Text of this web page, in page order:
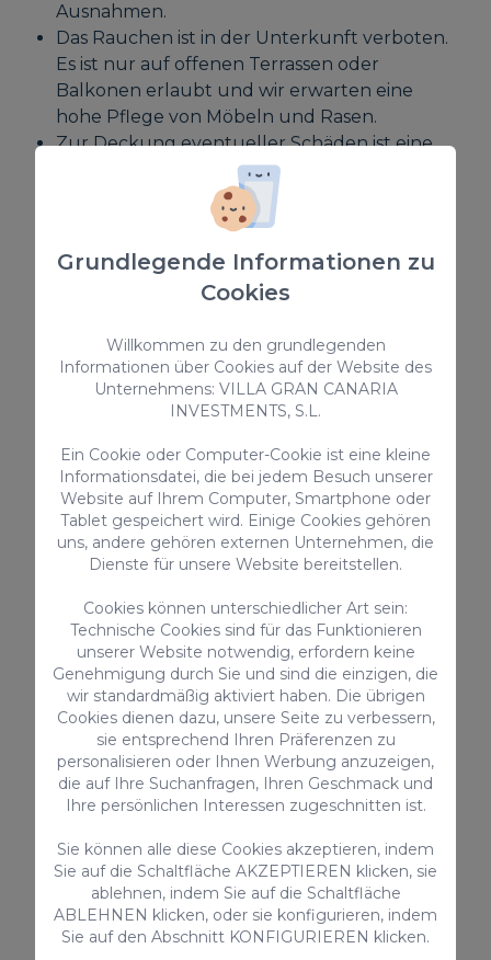
Ausnahmen.
Das Rauchen ist in der Unterkunft verboten.
Es ist nur auf offenen Terrassen oder
Balkonen erlaubt und wir erwarten eine
hohe Pflege von Möbeln und Rasen.
Zur Deckung eventueller Schäden ist eine
Kaution von 800 € erforderlich. Diese
Kaution wird nach der Abreise vollständig
zurückerstattet und unterliegt einer
Schadensinspektion. Aus diesem Grund
empfehlen wir Ihnen, beim Check-in zu
überprüfen, ob Vorschäden vorhanden sind,
Missverständnisse zu vermeiden.
In dieser Unterkunft sind keine Haustiere
führt zum vollständigen Verlust der
hinterlegten Garantie.
Regionaler Touristenlizenzcode für
Ferienvermietungen: VV-35-1-0016245
Kurzzeitvermietung:
ESFCTU00003501300006632300000000000
00VV-35-1-00162454
AUSSTATTUNG
Mikrowelle
Ofen
Gefrierschrank
Ventilator / Extraktor
Toaster
Haustiere nicht erlaubt
Parking - auf der Strasse
Grundlegende Informationen zu
Cookies
Willkommen zu den grundlegenden
Informationen über Cookies auf der Website des
Unternehmens: VILLA GRAN CANARIA
INVESTMENTS, S.L.
Ein Cookie oder Computer-Cookie ist eine kleine
Informationsdatei, die bei jedem Besuch unserer
Website auf Ihrem Computer, Smartphone oder
Tablet gespeichert wird. Einige Cookies gehören
uns, andere gehören externen Unternehmen, die
Dienste für unsere Website bereitstellen.
Cookies können unterschiedlicher Art sein:
Technische Cookies sind für das Funktionieren
unserer Website notwendig, erfordern keine
Genehmigung durch Sie und sind die einzigen, die
wir standardmäßig aktiviert haben. Die übrigen
Cookies dienen dazu, unsere Seite zu verbessern,
sie entsprechend Ihren Präferenzen zu
personalisieren oder Ihnen Werbung anzuzeigen,
die auf Ihre Suchanfragen, Ihren Geschmack und
Ihre persönlichen Interessen zugeschnitten ist.
Sie können alle diese Cookies akzeptieren, indem
Sie auf die Schaltfläche AKZEPTIEREN klicken, sie
ablehnen, indem Sie auf die Schaltfläche
ABLEHNEN klicken, oder sie konfigurieren, indem
Sie auf den Abschnitt KONFIGURIEREN klicken.